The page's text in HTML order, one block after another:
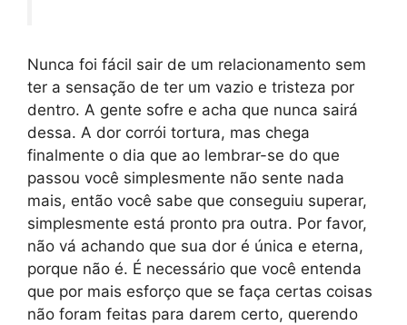
Nunca foi fácil sair de um relacionamento sem
ter a sensação de ter um vazio e tristeza por
dentro. A gente sofre e acha que nunca sairá
dessa. A dor corrói tortura, mas chega
finalmente o dia que ao lembrar-se do que
passou você simplesmente não sente nada
mais, então você sabe que conseguiu superar,
simplesmente está pronto pra outra. Por favor,
não vá achando que sua dor é única e eterna,
porque não é. É necessário que você entenda
que por mais esforço que se faça certas coisas
não foram feitas para darem certo, querendo